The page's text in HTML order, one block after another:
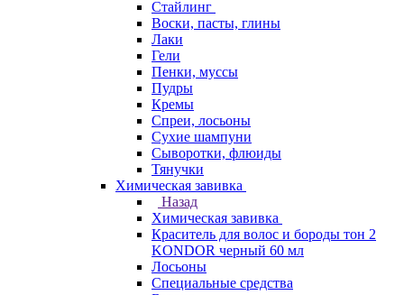
Стайлинг
Воски, пасты, глины
Лаки
Гели
Пенки, муссы
Пудры
Кремы
Спреи, лосьоны
Сухие шампуни
Сыворотки, флюиды
Тянучки
Химическая завивка
Назад
Химическая завивка
Краситель для волос и бороды тон 2
KONDOR черный 60 мл
Лосьоны
Специальные средства